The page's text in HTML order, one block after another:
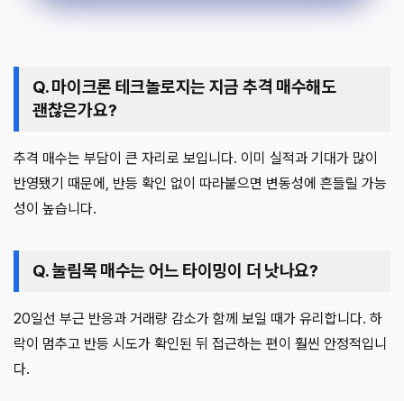
Q. 마이크론 테크놀로지는 지금 추격 매수해도
괜찮은가요?
추격 매수는 부담이 큰 자리로 보입니다. 이미 실적과 기대가 많이
반영됐기 때문에, 반등 확인 없이 따라붙으면 변동성에 흔들릴 가능
성이 높습니다.
Q. 눌림목 매수는 어느 타이밍이 더 낫나요?
20일선 부근 반응과 거래량 감소가 함께 보일 때가 유리합니다. 하
락이 멈추고 반등 시도가 확인된 뒤 접근하는 편이 훨씬 안정적입니
다.